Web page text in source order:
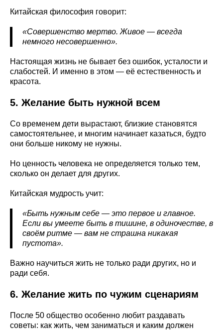
Китайская философия говорит:
«Совершенство мертво. Живое — всегда
немного несовершенно».
Настоящая жизнь не бывает без ошибок, усталости и
слабостей. И именно в этом — её естественность и
красота.
5. Желание быть нужной всем
Со временем дети вырастают, близкие становятся
самостоятельнее, и многим начинает казаться, будто
они больше никому не нужны.
Но ценность человека не определяется только тем,
сколько он делает для других.
Китайская мудрость учит:
«Быть нужным себе — это первое и главное.
Если вы умеете быть в тишине, в одиночестве, в
своём ритме — вам не страшна никакая
пустота».
Важно научиться жить не только ради других, но и
ради себя.
6. Желание жить по чужим сценариям
После 50 общество особенно любит раздавать
советы: как жить, чем заниматься и каким должен